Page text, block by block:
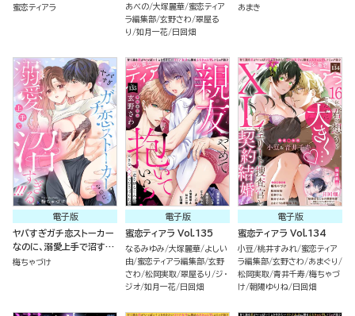
もちません…！ （1）
蜜恋ティアラ
あべの 大塚麗華 蜜恋ティア
ラ編集部 玄野さわ 翠屋る
り
如月一花 日回畑
溺愛は想定外です
あまき
電子版
ヤバすぎガチ恋ストーカー
なのに、溺愛上手で沼すぎ
る!!!（単話版）
梅ちゃづけ
電子版
蜜恋ティアラ Vol.135
なるみゆみ 大塚麗華 よしい
由 蜜恋ティアラ編集部 玄野
さわ 松岡実取 翠屋るり
ジ・
ジオ 如月一花 日回畑
電子版
蜜恋ティアラ Vol.134
小豆 桃井すみれ
蜜恋ティア
ラ編集部 玄野さわ
あまぐり
松岡実取 青井千寿 梅ちゃづ
け 朝陽ゆりね 日回畑